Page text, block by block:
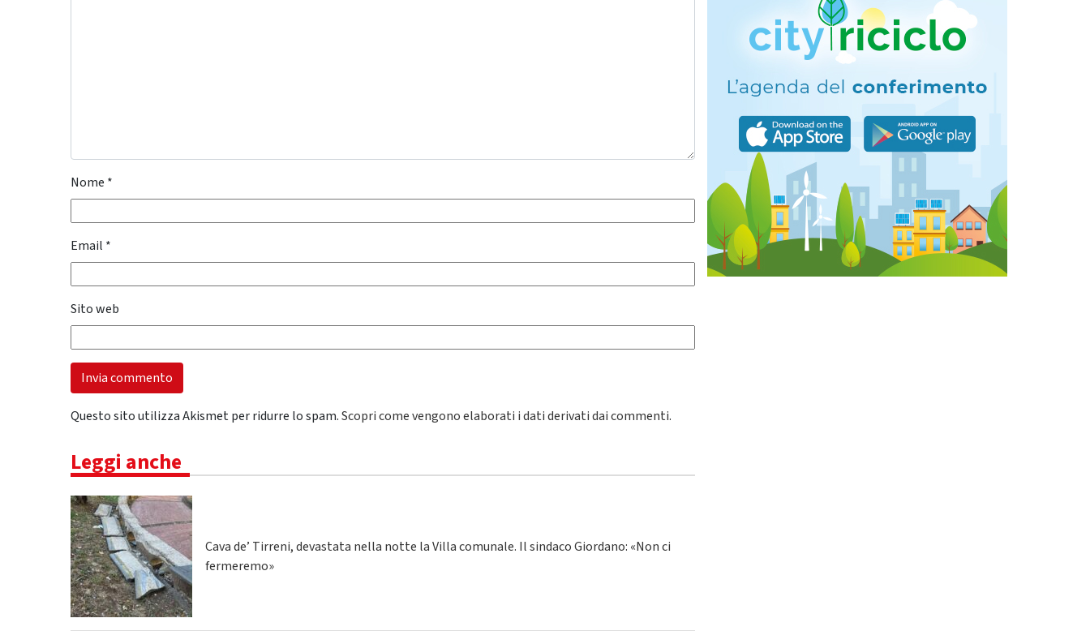
Nome *
Email *
Sito web
Questo sito utilizza Akismet per ridurre lo spam.Scopri come vengono elaborati i dati derivati dai commenti.
Leggi anche
Cava de’ Tirreni, devastata nella notte la Villa comunale. Il sindaco Giordano: «Non ci
fermeremo»